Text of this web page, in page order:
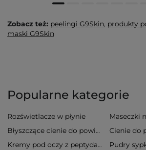
Zobacz też: peelingi G9Skin, produkty
maski G9Skin
Popularne kategorie
Rozświetlacze w płynie Maseczki
Błyszczące cienie do powiek Cienie do
Kremy pod oczy z peptydami Pudry